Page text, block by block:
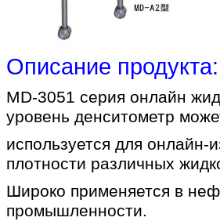
Описание продукта:
MD-3051 серия онлайн
уровень денситометр
используется для онлайн-
плотности различных
Широко применяется в
промышленности.